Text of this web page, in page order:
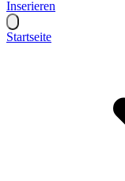
Inserieren
Startseite